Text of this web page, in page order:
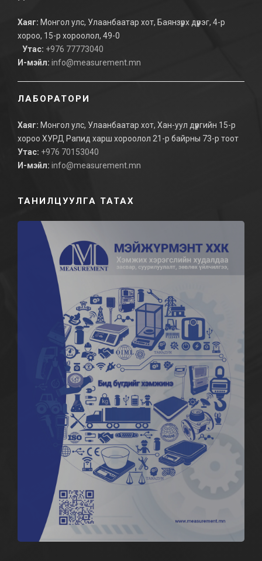
Хаяг: Монгол улс, Улаанбаатар хот, Баянзүрх дүүрэг, 4-р
хороо, 15-р хороолол, 49-0
Утас: +976 77773040
И-мэйл: info@measurement.mn
ЛАБОРАТОРИ
Хаяг: Монгол улс, Улаанбаатар хот, Хан-уул дүүргийн 15-р
хороо ХУРД Рапид харш хороолол 21-р байрны 73-р тоот
Утас: +976 70153040
И-мэйл: info@measurement.mn
ТАНИЛЦУУЛГА ТАТАХ